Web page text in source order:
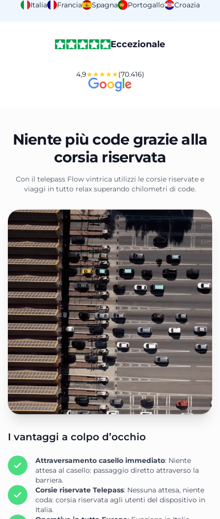
Italia Francia Spagna Portogallo Croazia
Eccezionale
4,9★★★★★(70.416)
Niente più code grazie alla
corsia riservata
Con il telepass Flow vintrica utilizzi le corsie riservate e
viaggi in tutto relax superando chilometri di code.
I vantaggi a colpo d’occhio
Attraversamento casello immediato: Niente
attesa al casello: passaggio diretto attraverso la
barriera.
Corsie riservate Telepass: Nessuna attesa, niente
coda: corsia riservata agli utenti del dispositivo in
Italia.